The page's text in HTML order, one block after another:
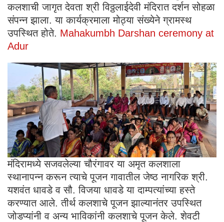
कलशाची जागृत देवता श्री विठ्ठलाईदेवी मंदिरात दर्शन सोहळा
संपन्न झाला. या कार्यक्रमाला मोठ्या संख्येने ग्रामस्थ
उपस्थित होते. Mahakumbh Darshan ceremony at
Adur
मंदिरामध्ये सजवलेल्या चौरंगावर या अमृत कलशाला
स्थानापन्न करून त्याचे पूजन गावातील जेष्ठ नागरिक श्री.
यशवंत धावडे व सौ. विजया धावडे या दाम्पत्यांच्या हस्ते
करण्यात आले. तीर्थ कलशाचे पूजन झाल्यानंतर उपस्थित
जोडप्यांनी व अन्य भाविकांनी कलशाचे पूजन केले. शेवटी